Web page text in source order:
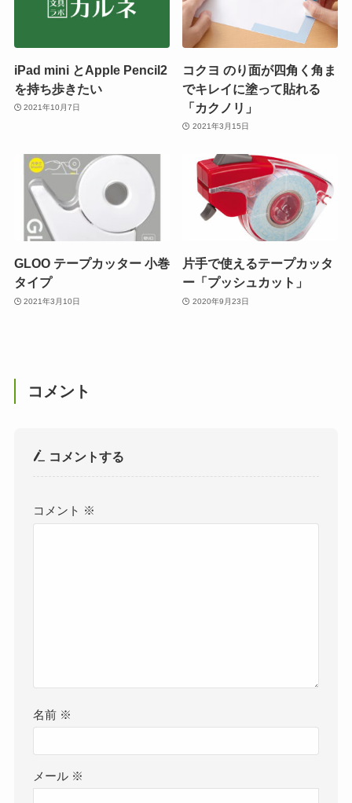
iPad mini とApple Pencil2
を持ち歩きたい
2021年10月7日
コクヨ のり面が四角く角ま
でキレイに塗って貼れる
「カクノリ」
2021年3月15日
GLOO テープカッター 小巻
タイプ
2021年3月10日
片手で使えるテープカッタ
ー「プッシュカット」
2020年9月23日
コメント
コメントする
コメント ※
名前 ※
メール ※